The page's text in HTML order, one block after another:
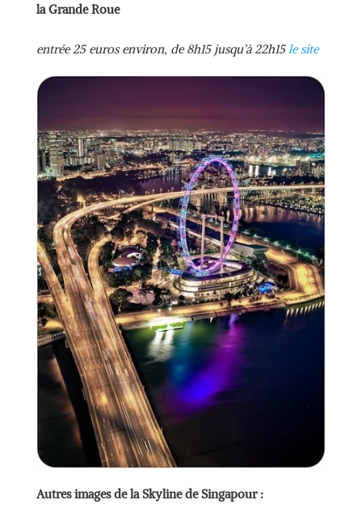
la Grande Roue
entrée 25 euros environ, de 8h15 jusqu’à 22h15le site
Autres images de la Skyline de Singapour :